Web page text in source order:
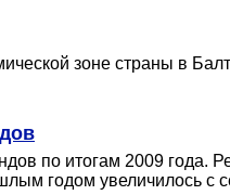
зоне страны в
по итогам 2009 года.
годом увеличилось с